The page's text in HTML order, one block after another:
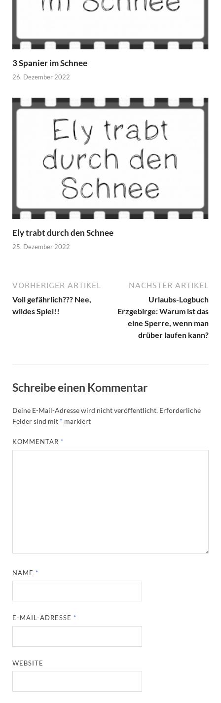
3 Spanier im Schnee
26. Dezember 2022
Ely trabt durch den Schnee
25. Dezember 2022
VORHERIGER ARTIKEL
Voll gefährlich??? Nee,
wildes Spiel!!
NÄCHSTER ARTIKEL
Urlaubs-Logbuch
Erzgebirge: Warum ist das
eine Sperre, wenn man
drüber laufen kann?
Schreibe einen Kommentar
Deine E-Mail-Adresse wird nicht veröffentlicht. Erforderliche
Felder sind mit * markiert
KOMMENTAR *
NAME *
E-MAIL-ADRESSE *
WEBSITE